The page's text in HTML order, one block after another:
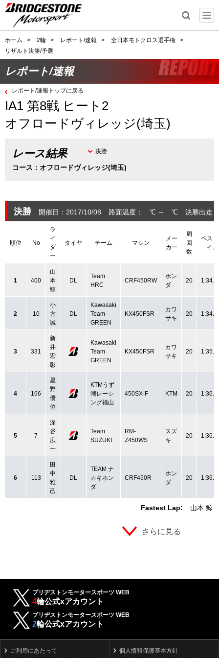
ホーム > 2輪 > レポート/速報 > 全日本モトクロス選手権
>
リザルト決勝/予選
レポート/速報
レポート/速報トップに戻る
IA1 第8戦 ヒート2
オフロードヴィレッジ(埼玉)
レース結果
コース：オフロードヴィレッジ(埼玉)
決勝
決勝 開催日：2017/10/08 路面温度： ℃ ～ ℃ 決勝出走
順位 No
ラ
イ
ダ
ー
タイヤ チーム マシン
メー
カー
周
回
数
ベス
イム
Fastest Lap: 山本 鯨
1 400
山
本
鯨
DL
Team
HRC
CRF450RW
ホン
ダ
20
2 10
小
方
誠
DL
Kawasaki
Team
GREEN
KX450FSR
カワ
サキ
20
3 331
新
井
宏
彰
Kawasaki
Team
GREEN
KX450FSR
カワ
サキ
20
4 166
星
野
優
位
KTMうず
潮レーシ
ング福山
450SX-F KTM 20
5 7
深
谷
広
一
Team
SUZUKI
RM-
Z450WS
スズ
キ
20
6 113
田
中
雅
己
DL
TEAM ナ
カキホン
ダ
CRF450R
ホン
ダ
20
さらに見る
ブリヂストンモータースポーツ WEB
4輪公式xアカウント
ブリヂストンモータースポーツ WEB
2輪公式xアカウント
ご利用にあたって 個人情報保護基本方針